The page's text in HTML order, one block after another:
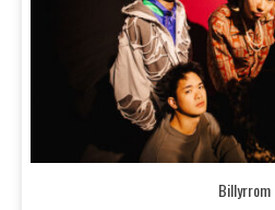
Billyrrom